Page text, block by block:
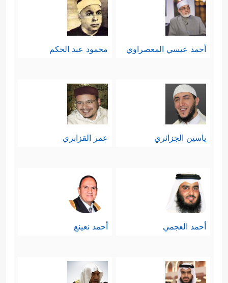
أحمد عيسي المعصراوي محمود عبد الحكم
ياسين الجزائري عمر القزابري
أحمد العجمي أحمد نعينع